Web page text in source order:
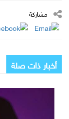
مشاركة
أخبار ذات صلة